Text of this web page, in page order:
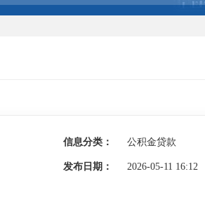
信息分类： 公积金贷款
发布日期： 2026-05-11 16:12